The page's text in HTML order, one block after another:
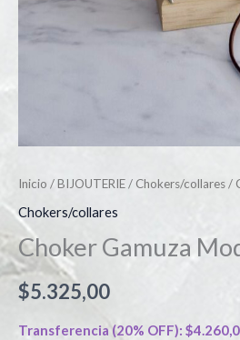
Inicio /BIJOUTERIE/ Chokers/collares/
Chokers/collares
Choker Gamuza
$5.325,00
Transferencia (20% OFF): $